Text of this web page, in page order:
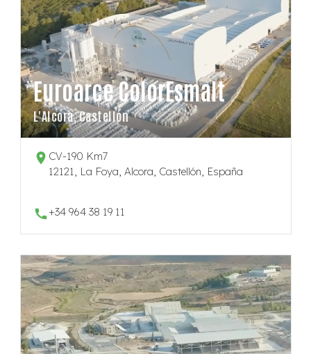
Euroarce ColorEsmalt
L'Alcora, Castellón
CV-190 Km7
12121, La Foya, Alcora, Castellón, España
+34 964 38 19 11